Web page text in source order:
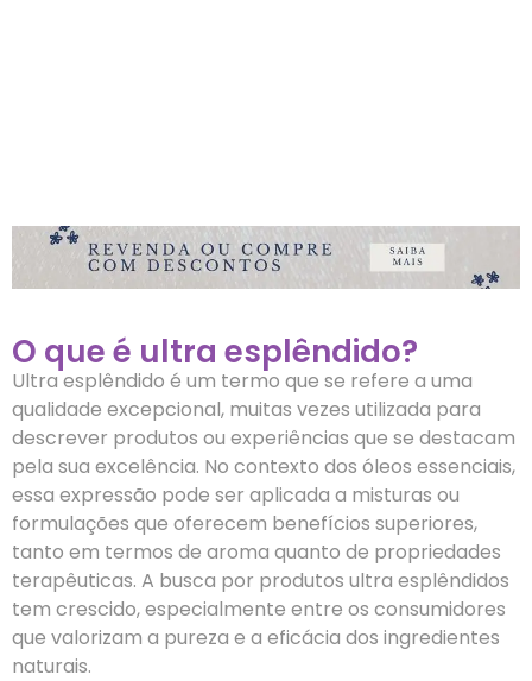
O que é ultra esplêndido?
Ultra esplêndido é um termo que se refere a uma
qualidade excepcional, muitas vezes utilizada para
descrever produtos ou experiências que se destacam
pela sua excelência. No contexto dos óleos essenciais,
essa expressão pode ser aplicada a misturas ou
formulações que oferecem benefícios superiores,
tanto em termos de aroma quanto de propriedades
terapêuticas. A busca por produtos ultra esplêndidos
tem crescido, especialmente entre os consumidores
que valorizam a pureza e a eficácia dos ingredientes
naturais.